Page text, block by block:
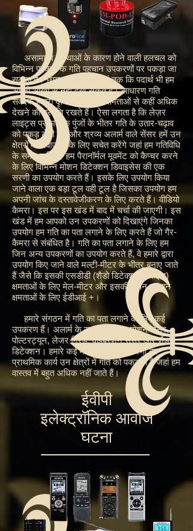
असामान्य संस्थाओं के कारण होने वाली हलचल को
विभिन्न प्रकार के गति पहचान उपकरणों पर पकड़ा जा
सकता है। छाया, ऊर्जा और यहां तक कि पदार्थ भी हम
अपनी आंखों से नहीं देख सकते हैं। साधारण गति
संवेदक हमारी दृष्टि की भौतिक क्षमताओं से कहीं अधिक
देखने की प्रवृत्ति रखते हैं। ऐसा लगता है कि लेज़र
लाइट्स प्रकाश के पुंजों के भीतर गति के उतार-चढ़ाव
को पकड़ लेती हैं। और श्रव्य अलार्म वाले सेंसर हमें उन
क्षेत्रों में आवाजाही के लिए सचेत करेंगे जहां हम गतिविधि
के समय नहीं हैं। हम पैरानॉर्मल मूवमेंट को कैप्चर करने
के लिए विभिन्न मोशन डिटेक्शन डिवाइसेस की एक
सरणी का उपयोग करते हैं। इसके लिए उपयोग किया
जाने वाला एक बड़ा टूल वही टूल है जिसका उपयोग हम
अपनी जांच के दस्तावेजीकरण के लिए करते हैं। वीडियो
कैमरा। इस पर इस खंड में बाद में चर्चा की जाएगी। इस
खंड में हम आपको उन उपकरणों को दिखाएंगे जिनका
उपयोग हम गति का पता लगाने के लिए करते हैं जो गैर-
कैमरा से संबंधित है। गति का पता लगाने के लिए हम
जिन अन्य उपकरणों का उपयोग करते हैं, वे हमारे द्वारा
उपयोग किए जाने वाले मल्टी-मीटर के भीतर बनाए जाते
हैं जैसे कि इसकी एसडीडी (शैडो डिटेक्शन डिवाइस)
क्षमताओं के लिए मेल-मीटर और इसकी कंपन पहचान
क्षमताओं के लिए ईडीआई +।
हमारे संगठन में गति का पता लगाने के लिए कई
उपकरण हैं। अलार्म के साथ पारंपरिक मोशन सेंसर,
पोल्टरट्यून, लेजर ग्रिड, वाइब्रेशन सेंसर और शैडो
डिटेक्शन। हमारे कई मोशन सेंसर उपकरणों का
प्राथमिक कार्य उन क्षेत्रों में गति को पकड़ना है जहां हम
वास्तव में बहुत अधिक नहीं जाते हैं।
ईवीपी
इलेक्ट्रॉनिक आवाज
घटना